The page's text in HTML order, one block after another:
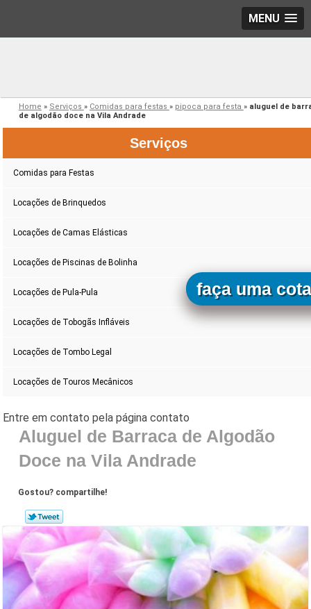
MENU
Home » Serviços » Comidas para festas » pipoca para festa » aluguel de
de algodão doce na Vila Andrade
Serviços
Comidas para Festas
Locações de Brinquedos
Locações de Camas Elásticas
Locações de Piscinas de Bolinha
Locações de Pula-Pula
Locações de Tobogãs Infláveis
Locações de Tombo Legal
Locações de Touros Mecânicos
Aluguel de Barraca de Algodão
Doce na Vila Andrade
Gostou? compartilhe!
faça uma